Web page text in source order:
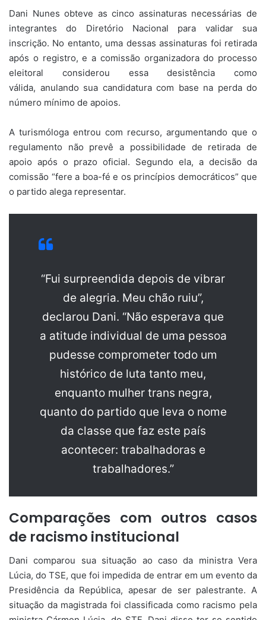
Dani Nunes obteve as cinco assinaturas necessárias de
integrantes do Diretório Nacional para validar sua
inscrição. No entanto, uma dessas assinaturas foi retirada
após o registro, e a comissão organizadora do processo
eleitoral considerou essa desistência como
válida, anulando sua candidatura com base na perda do
número mínimo de apoios.
A turismóloga entrou com recurso, argumentando que o
regulamento não prevê a possibilidade de retirada de
apoio após o prazo oficial. Segundo ela, a decisão da
comissão “fere a boa-fé e os princípios democráticos” que
o partido alega representar.
“Fui surpreendida depois de vibrar
de alegria. Meu chão ruiu”,
declarou Dani. “Não esperava que
a atitude individual de uma pessoa
pudesse comprometer todo um
histórico de luta tanto meu,
enquanto mulher trans negra,
quanto do partido que leva o nome
da classe que faz este país
acontecer: trabalhadoras e
trabalhadores.”
Comparações com outros casos
de racismo institucional
Dani comparou sua situação ao caso da ministra Vera
Lúcia, do TSE, que foi impedida de entrar em um evento da
Presidência da República, apesar de ser palestrante. A
situação da magistrada foi classificada como racismo pela